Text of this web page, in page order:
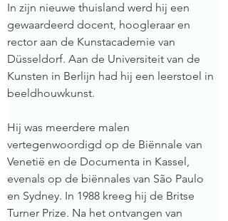
In zijn nieuwe thuisland werd hij een
gewaardeerd docent, hoogleraar en
rector aan de Kunstacademie van
Düsseldorf. Aan de Universiteit van de
Kunsten in Berlijn had hij een leerstoel in
beeldhouwkunst.
Hij was meerdere malen
vertegenwoordigd op de Biënnale van
Venetië en de Documenta in Kassel,
evenals op de biënnales van São Paulo
en Sydney. In 1988 kreeg hij de Britse
Turner Prize. Na het ontvangen van